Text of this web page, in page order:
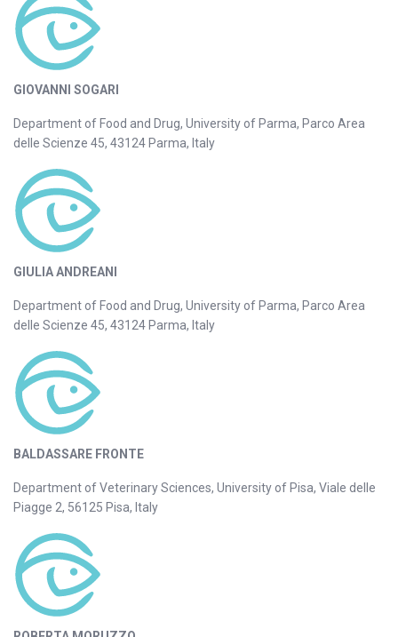
GIOVANNI SOGARI
Department of Food and Drug, University of Parma, Parco Area
delle Scienze 45, 43124 Parma, Italy
GIULIA ANDREANI
Department of Food and Drug, University of Parma, Parco Area
delle Scienze 45, 43124 Parma, Italy
BALDASSARE FRONTE
Department of Veterinary Sciences, University of Pisa, Viale delle
Piagge 2, 56125 Pisa, Italy